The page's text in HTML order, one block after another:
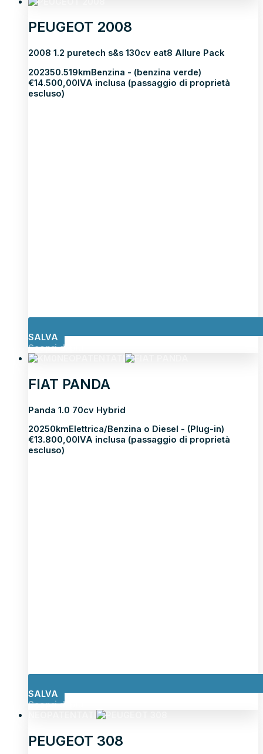
PEUGEOT 2008
2008 1.2 puretech s&s 130cv eat8 Allure Pack
202350.519kmBenzina - (benzina verde)
€14.500,00IVA inclusa (passaggio di proprietà
escluso)
SALVA
Scopri di più
FIAT PANDA
Panda 1.0 70cv Hybrid
20250kmElettrica/Benzina o Diesel - (Plug-in)
€13.800,00IVA inclusa (passaggio di proprietà
escluso)
SALVA
Scopri di più
PEUGEOT 308